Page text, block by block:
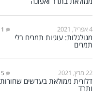
4 אפריל, 2021 1
מגולגלות: עוגיות תמרים בלי
תמרים
22 מרץ, 2021 5
דלורית ממולאת בעדשים שחורות
ותרד